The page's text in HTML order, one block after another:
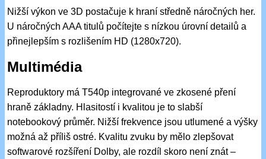
Nižší výkon ve 3D postačuje k hraní středně náročných her.
U náročných AAA titulů počítejte s nízkou úrovní detailů a
přinejlepším s rozlišením HD (1280x720).
Multimédia
Reproduktory má T540p integrované ve zkosené pření
hraně základny. Hlasitostí i kvalitou je to slabší
notebookový průměr. Nižší frekvence jsou utlumené a výšky
možná až příliš ostré. Kvalitu zvuku by mělo zlepšovat
softwarové rozšíření Dolby, ale rozdíl skoro není znát –